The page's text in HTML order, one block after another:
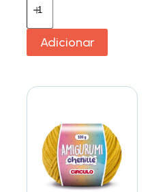
Adicionar